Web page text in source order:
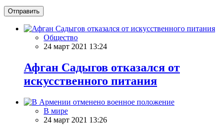
Отправить
Общество
24 март 2021 13:24
Афган Садыгов отказался от
искусственного питания
В мире
24 март 2021 13:26